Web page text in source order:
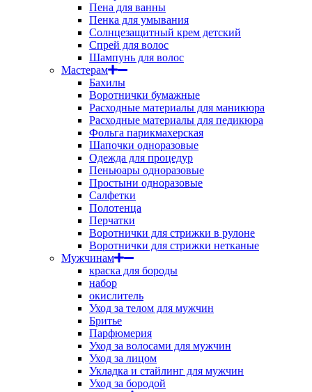
Пена для ванны
Пенка для умывания
Солнцезащитный крем детский
Спрей для волос
Шампунь для волос
Мастерам
Бахилы
Воротнички бумажные
Расходные материалы для маникюра
Расходные материалы для педикюра
Фольга парикмахерская
Шапочки одноразовые
Одежда для процедур
Пеньюары одноразовые
Простыни одноразовые
Салфетки
Полотенца
Перчатки
Воротнички для стрижки в рулоне
Воротнички для стрижки нетканые
Мужчинам
краска для бороды
набор
окислитель
Уход за телом для мужчин
Бритье
Парфюмерия
Уход за волосами для мужчин
Уход за лицом
Укладка и стайлинг для мужчин
Уход за бородой